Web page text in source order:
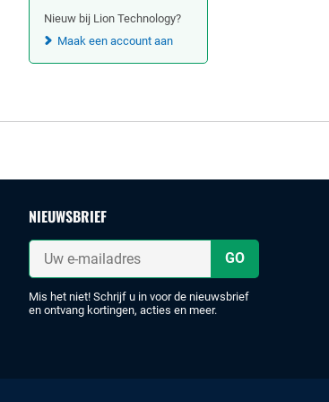
Nieuw bij Lion Technology?
Maak een account aan
NIEUWSBRIEF
Uw
mailadres
Mis het niet! Schrijf u in voor de nieuwsbrief
en ontvang kortingen, acties en meer.